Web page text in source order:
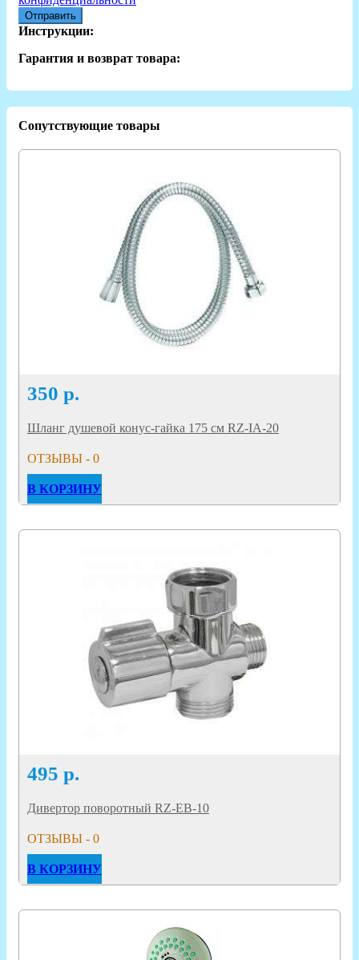
Отправить
Инструкции:
Гарантия и возврат товара:
Сопутствующие товары
350 р.
Шланг душевой конус-гайка 175 см RZ-IA-20
ОТЗЫВЫ - 0
В КОРЗИНУ
495 р.
Дивертор поворотный RZ-EB-10
ОТЗЫВЫ - 0
В КОРЗИНУ